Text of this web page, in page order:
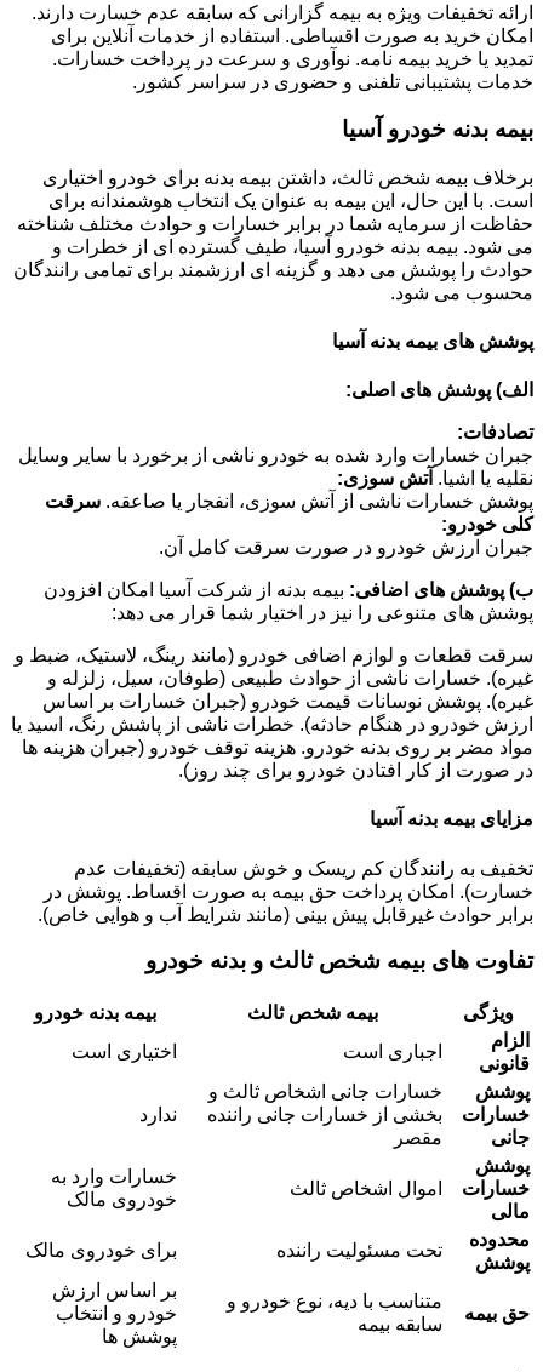
ارائه تخفیفات ویژه به بیمه گزارانی که سابقه عدم خسارت دارند.
امکان خرید به صورت اقساطی. استفاده از خدمات آنلاین برای
تمدید یا خرید بیمه نامه. نوآوری و سرعت در پرداخت خسارات.
خدمات پشتیبانی تلفنی و حضوری در سراسر کشور.
بیمه بدنه خودرو آسیا
برخلاف بیمه شخص ثالث، داشتن بیمه بدنه برای خودرو اختیاری
است. با این حال، این بیمه به عنوان یک انتخاب هوشمندانه برای
حفاظت از سرمایه شما در برابر خسارات و حوادث مختلف شناخته
می شود. بیمه بدنه خودرو آسیا، طیف گسترده ای از خطرات و
حوادث را پوشش می دهد و گزینه ای ارزشمند برای تمامی رانندگان
محسوب می شود.
پوشش های بیمه بدنه آسیا
الف) پوشش های اصلی:
تصادفات:
جبران خسارات وارد شده به خودرو ناشی از برخورد با سایر وسایل
نقلیه یا اشیا. آتش سوزی:
پوشش خسارات ناشی از آتش سوزی، انفجار یا صاعقه. سرقت
کلی خودرو:
جبران ارزش خودرو در صورت سرقت کامل آن.
ب) پوشش های اضافی: بیمه بدنه از شرکت آسیا امکان افزودن
پوشش های متنوعی را نیز در اختیار شما قرار می دهد:
سرقت قطعات و لوازم اضافی خودرو (مانند رینگ، لاستیک، ضبط و
غیره). خسارات ناشی از حوادث طبیعی (طوفان، سیل، زلزله و
غیره). پوشش نوسانات قیمت خودرو (جبران خسارات بر اساس
ارزش خودرو در هنگام حادثه). خطرات ناشی از پاشش رنگ، اسید یا
مواد مضر بر روی بدنه خودرو. هزینه توقف خودرو (جبران هزینه ها
در صورت از کار افتادن خودرو برای چند روز).
مزایای بیمه بدنه آسیا
تخفیف به رانندگان کم ریسک و خوش سابقه (تخفیفات عدم
خسارت). امکان پرداخت حق بیمه به صورت اقساط. پوشش در
برابر حوادث غیرقابل پیش بینی (مانند شرایط آب و هوایی خاص).
تفاوت های بیمه شخص ثالث و بدنه خودرو
ویژگی بیمه شخص ثالث
بیمه بدنه خودرو
الزام
قانونی
اجباری است
اختیاری است
پوشش
خسارات
جانی
خسارات جانی اشخاص ثالث و
بخشی از خسارات جانی راننده
مقصر
ندارد
پوشش
خسارات
مالی
اموال اشخاص ثالث
خسارات وارد به
خودروی مالک
محدوده
پوشش
تحت مسئولیت راننده برای خودروی مالک
حق بیمه
متناسب با دیه، نوع خودرو و
سابقه بیمه
بر اساس ارزش
خودرو و انتخاب
پوشش ها